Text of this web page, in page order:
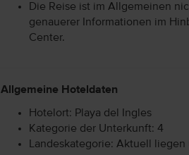
Die Reise ist im Allgemeinen
genauerer Informationen im
Center.
Allgemeine Hoteldaten
Hotelort: Playa del Ingles
Kategorie der Unterkunft: 4
Landeskategorie: Aktuell